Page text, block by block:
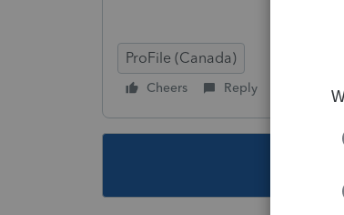
ProFile (Canada)
Cheers Reply Follow